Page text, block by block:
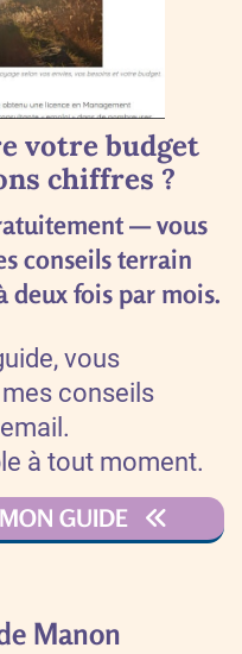
votre budget
chiffres ?
— vous
conseils terrain
deux fois par mois.
vous
conseils
à tout moment.
GUIDE
Manon